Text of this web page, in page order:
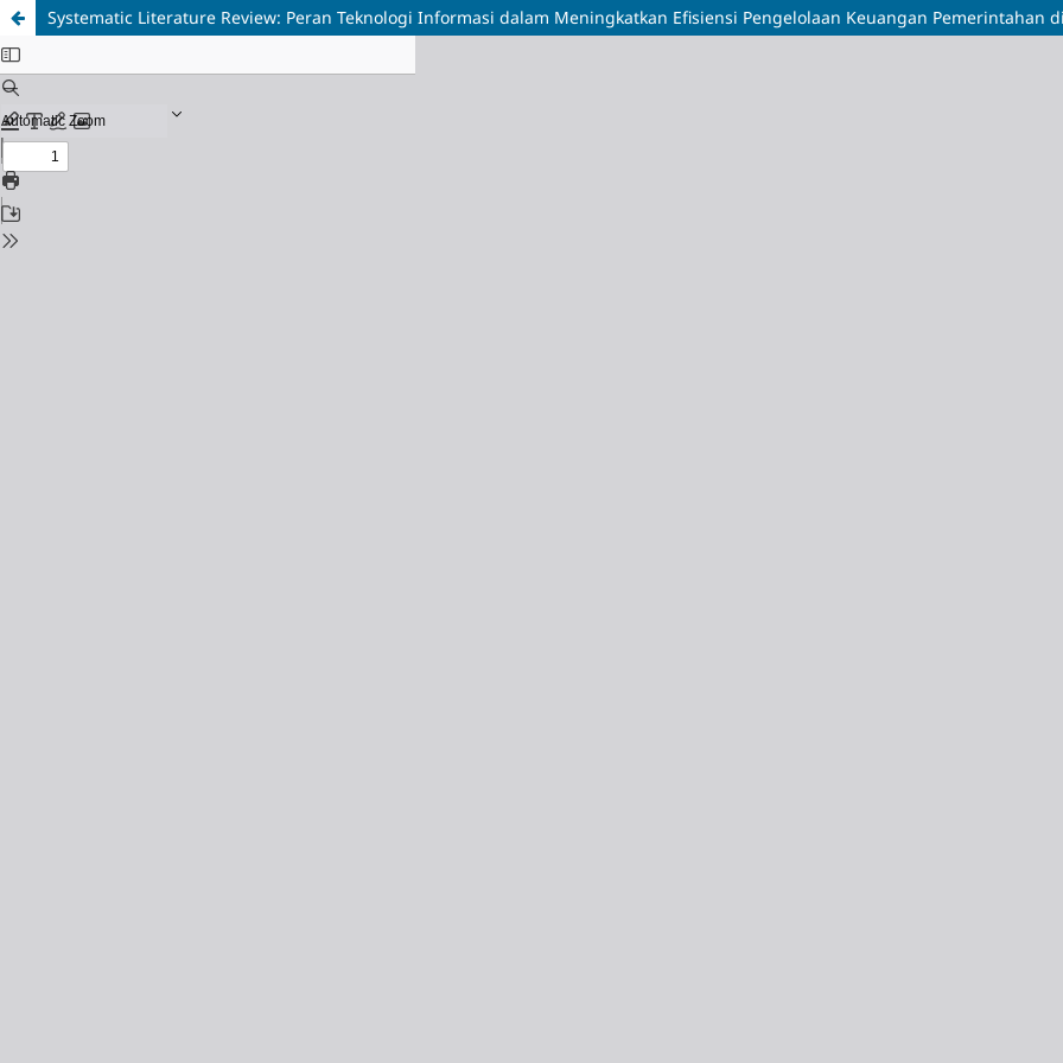
Systematic Literature Review: Peran Teknologi Informasi dalam Meningkatkan Efisiensi Pengelolaan Keuangan Pemerintahan